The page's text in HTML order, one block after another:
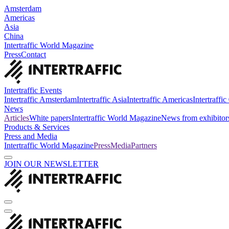
Amsterdam
Americas
Asia
China
Intertraffic World Magazine
PressContact
Intertraffic Events
Intertraffic AmsterdamIntertraffic AsiaIntertraffic AmericasIntertraffic
News
ArticlesWhite papersIntertraffic World MagazineNews from
Products & Services
Press and Media
Intertraffic World MagazinePressMediaPartners
JOIN OUR NEWSLETTER